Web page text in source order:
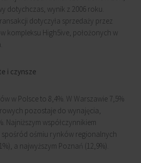
dotychczas, wynik z 2006 roku.
dotyczyła sprzedaży przez
kompleksu High5ive, położonych w
i czynsze
w Polsce to 8,4%. W Warszawie 7,5%
pozostaje do wynajęcia,
Najniższym współczynnikiem
ośmiu rynków regionalnych
a najwyższym Poznań (12,9%).